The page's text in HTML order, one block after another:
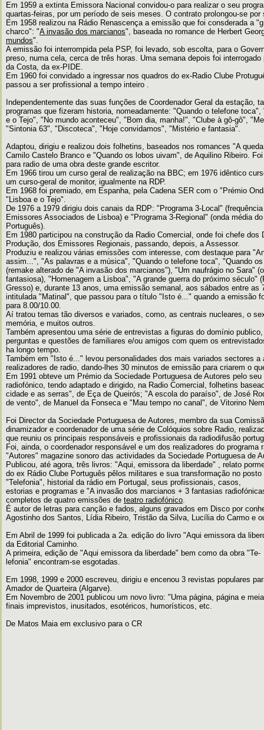
Em 1959 a extinta Emissora Nacional convidou-o para realizar o seu
quartas-feiras, por um período de seis meses. O contrato prolongou-se por
Em 1958 realizou na Rádio Renascença a emissão que foi consderada a
charco": "A invasão dos marcianos", baseada no romance de Herbert
mundos".
A emissão foi interrompida pela PSP, foi levado, sob escolta, para o
preso, numa cela, cerca de três horas. Uma semana depois foi interrogado
da Costa, da ex-PIDE.
Em 1960 foi convidado a ingressar nos quadros do ex-Radio Clube
passou a ser profissional a tempo inteiro .
Independentemente das suas funções de Coordenador Geral da estação,
programas que fizeram historia, nomeadamente: "Quando o telefone
e o Tejo", "No mundo aconteceu", "Bom dia, manha!", "Clube à gô-gô",
"Sintonia 63", "Discoteca", "Hoje convidamos", "Mistério e fantasia".
Adaptou, dirigiu e realizou dois folhetins, baseados nos romances "A
Camilo Castelo Branco e "Quando os lobos uivam", de Aquilino Ribeiro.
para radio de uma obra deste grande escritor.
Em 1966 tirou um curso geral de realização na BBC; em 1976 idêntico
um curso-geral de monitor, igualmente na RDP.
Em 1968 foi premiado, em Espanha, pela Cadena SER com o "Prémio
"Lisboa e o Tejo".
De 1976 a 1979 dirigiu dois canais da RDP: "Programa 3-Local"
Emissores Associados de Lisboa) e "Programa 3-Regional" (onda média
Português).
Em 1980 participou na construção da Radio Comercial, onde foi chefe dos
Produção, dos Emissores Regionais, passando, depois, a Assessor.
Produziu e realizou várias emissões com interesse, com destaque para
assim...", "As palavras e a música", "Quando o telefone toca", "Quando
(remake alterado de "A invasão dos marcianos"), "Um naufrágio no Sara"
fantasiosa), "Homenagem a Lisboa", "A grande guerra do próximo século"
Gresso) e, durante 13 anos, uma emissão semanal, aos sábados entre as
intitulada "Matinal", que passou para o título "Isto é..." quando a emissão
para 8.00/10.00.
Aí tratou temas tão diversos e variados, como, as centrais nucleares, o
memória, e muitos outros.
Também apresentou uma série de entrevistas a figuras do domínio
perguntas e questões de familiares e/ou amigos com quem os
ha longo tempo.
Também em "Isto é..." levou personalidades dos mais variados sectores a
realizadores de radio, dando-lhes 30 minutos de emissão para criarem o
Em 1991 obteve um Prémio da Sociedade Portuguesa de Autores pelo
radiofónico, tendo adaptado e dirigido, na Radio Comercial, folhetins
cidade e as serras", de Eça de Queirós; "A escola do paraíso", de José
de vento", de Manuel da Fonseca e "Mau tempo no canal", de Vitorino
Foi Director da Sociedade Portuguesa de Autores, membro da sua
dinamizador e coordenador de uma série de Colóquios sobre Radio,
que reuniu os principais responsáveis e profissionais da radiodifusão
Foi, ainda, o coordenador responsável e um dos realizadores do programa
"Autores" magazine sonoro das actividades da Sociedade Portuguesa de
Publicou, até agora, três livros: "Aqui, emissora da liberdade" , relato
do ex Rádio Clube Português pêlos militares e sua transformação no
"Telefonia", historial da rádio em Portugal, seus profissionais, casos,
estorias e programas e "A invasão dos marcianos + 3 fantasias
completos de quatro emissões de teatro radiofónico.
É autor de letras para canção e fados, alguns gravados em Disco por
Agostinho dos Santos, Lídia Ribeiro, Tristão da Silva, Lucília do Carmo e
Em Abril de 1999 foi publicada a 2a. edição do livro "Aqui emissora da
da Editorial Caminho.
A primeira, edição de "Aqui emissora da liberdade" bem como da obra "Te-
lefonia" encontram-se esgotadas.
Em 1998, 1999 e 2000 escreveu, dirigiu e encenou 3 revistas populares
Amador de Quarteira (Algarve).
Em Novembro de 2001 publicou um novo livro: "Uma página, página e
finais imprevistos, inusitados, esotéricos, humorísticos, etc.
De Matos Maia em exclusivo para o CR